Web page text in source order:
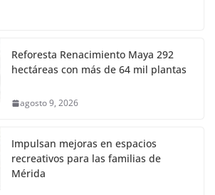
Reforesta Renacimiento Maya 292
hectáreas con más de 64 mil plantas
agosto 9, 2026
Impulsan mejoras en espacios
recreativos para las familias de
Mérida